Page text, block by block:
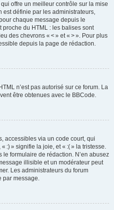
offre un meilleur contrôle sur la mise
est définie par les administrateurs,
chaque message depuis le
du HTML : les balises sont
des chevrons « < » et « > ». Pour plus
depuis la page de rédaction.
n’est pas autorisé sur ce forum. La
être obtenues avec le BBCode.
accessibles via un code court, qui
:) » signifie la joie, et « :( » la tristesse.
formulaire de rédaction. N’en abusez
illisible et un modérateur peut
Les administrateurs du forum
par message.